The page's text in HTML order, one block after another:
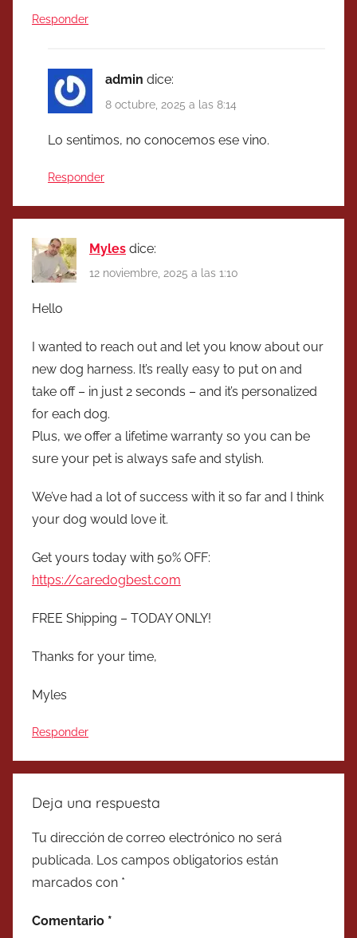
Responder
admin dice:
8 octubre, 2025 a las 8:14
Lo sentimos, no conocemos ese vino.
Responder
Myles dice:
12 noviembre, 2025 a las 1:10
Hello
I wanted to reach out and let you know about our
new dog harness. It’s really easy to put on and
take off – in just 2 seconds – and it’s personalized
for each dog.
Plus, we offer a lifetime warranty so you can be
sure your pet is always safe and stylish.
We’ve had a lot of success with it so far and I think
your dog would love it.
Get yours today with 50% OFF:
https://caredogbest.com
FREE Shipping – TODAY ONLY!
Thanks for your time,
Myles
Responder
Deja una respuesta
Tu dirección de correo electrónico no será
publicada. Los campos obligatorios están
marcados con *
Comentario *